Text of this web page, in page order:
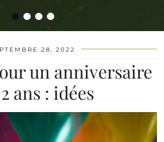
••••
28, 2022
un anniversaire
ans : idées